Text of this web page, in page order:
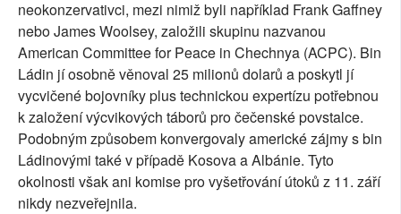
neokonzervativci, mezi nimiž byli například Frank Gaffney
nebo James Woolsey, založili skupinu nazvanou
American Committee for Peace in Chechnya (ACPC). Bin
Ládin jí osobně věnoval 25 milionů dolarů a poskytl jí
vycvičené bojovníky plus technickou expertízu potřebnou
k založení výcvikových táborů pro čečenské povstalce.
Podobným způsobem konvergovaly americké zájmy s bin
Ládinovými také v případě Kosova a Albánie. Tyto
okolnosti však ani komise pro vyšetřování útoků z 11. září
nikdy nezveřejnila.